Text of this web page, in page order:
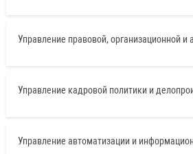
Управление правовой, организационной и
Управление кадровой политики и
Управление автоматизации и